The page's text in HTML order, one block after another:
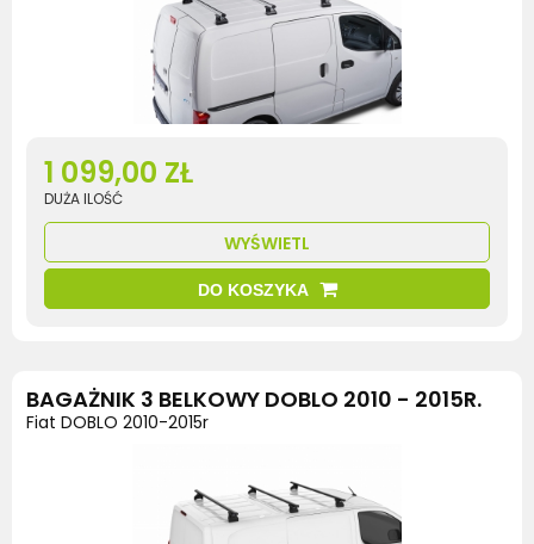
1 099,00 ZŁ
DUŻA ILOŚĆ
WYŚWIETL
DO KOSZYKA
BAGAŻNIK 3 BELKOWY DOBLO 2010 - 2015R.
Fiat DOBLO 2010-2015r